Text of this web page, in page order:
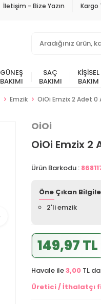
İletişim - Bize Yazın Kargo
GÜNEŞ
BAKIMI
SAÇ
BAKIMI
KIŞISEL
BAKIM
Emzik OiOi Emzix 2 Adet 0
OiOi
OiOi Emzix 2
Ürün Barkodu :
Öne Çıkan
2'li emzik
149,97 TL
Havale ile3,00 TL
Üretici / İthalatçı